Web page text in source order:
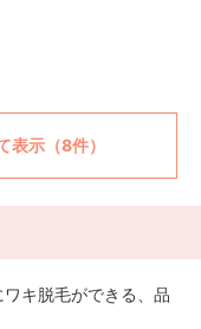
表示（8件）
キ脱毛ができる、品